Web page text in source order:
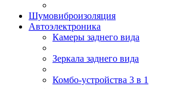
Шумовиброизоляция
Автоэлектроника
Камеры заднего вида
Зеркала заднего вида
Комбо-устройства 3 в 1